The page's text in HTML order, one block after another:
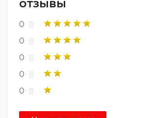
отзывы
0
0
0
0
0